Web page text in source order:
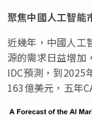
聚焦中國人工智能
近幾年，中國人工
源的需求日益增加
IDC預測，到2025
163億美元，五年